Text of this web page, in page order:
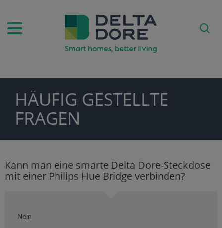
HÄUFIG GESTELLTE
FRAGEN
Kann man eine smarte Delta Dore-Steckdose
mit einer Philips Hue Bridge verbinden?
Nein